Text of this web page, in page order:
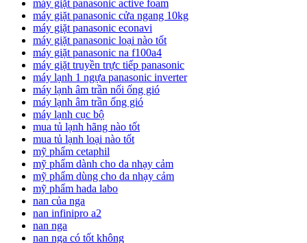
máy giặt panasonic active foam
máy giặt panasonic cửa ngang 10kg
máy giặt panasonic econavi
máy giặt panasonic loại nào tốt
máy giặt panasonic na f100a4
máy giặt truyền trực tiếp panasonic
máy lạnh 1 ngựa panasonic inverter
máy lạnh âm trần nối ống gió
máy lạnh âm trần ống gió
máy lạnh cục bộ
mua tủ lạnh hãng nào tốt
mua tủ lạnh loại nào tốt
mỹ phẩm cetaphil
mỹ phẩm dành cho da nhạy cảm
mỹ phẩm dùng cho da nhạy cảm
mỹ phẩm hada labo
nan của nga
nan infinipro a2
nan nga
nan nga có tốt không